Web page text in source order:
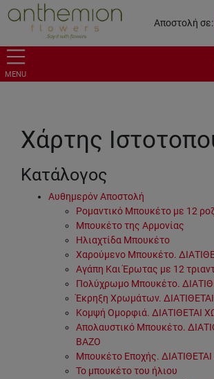
Αποστολή σε:
MENU
Χάρτης
Κατάλογος
Αυθημερόν Αποστολή
Ρομαντικό Μπουκέτο με 12
Μπουκέτο της Αρμονίας
Ηλιαχτίδα Μπουκέτο
Χαρούμενο Μπουκέτο.
Αγάπη Και Έρωτας με 12
Πολύχρωμο Μπουκέτο.
Έκρηξη Χρωμάτων.
Κομψή Ομορφιά. ΔΙΑΤΙΘΕΤΑΙ
Απολαυστικό Μπουκέτο.
ΒΑΖΟ
Μπουκέτο Εποχής.
Το μπουκέτο του ήλιου